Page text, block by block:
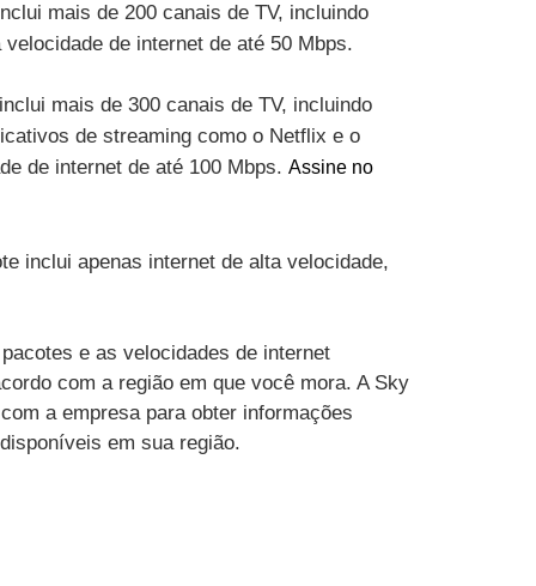
mais de 200 canais de TV, incluindo
de internet de até 50 Mbps.
mais de 300 canais de TV, incluindo
de streaming como o Netflix e o
de internet de até 100 Mbps. Assine no
inclui apenas internet de alta velocidade,
e as velocidades de internet
com a região em que você mora. A Sky
a empresa para obter informações
em sua região.